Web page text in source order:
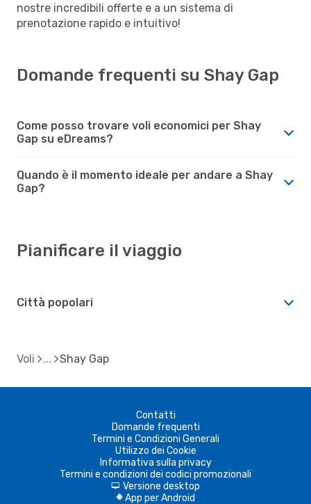
nostre incredibili offerte e a un sistema di
prenotazione rapido e intuitivo!
Domande frequenti su Shay Gap
Come posso trovare voli economici per Shay
Gap su eDreams?
Quando è il momento ideale per andare a Shay
Gap?
Pianificare il viaggio
Città popolari
Voli Shay Gap
Contatti
Domande frequenti
Termini e Condizioni Generali
Utilizzo dei Cookie
Informativa sulla privacy
Termini e condizioni dei codici promozionali
d Versione desktop
A App per Android